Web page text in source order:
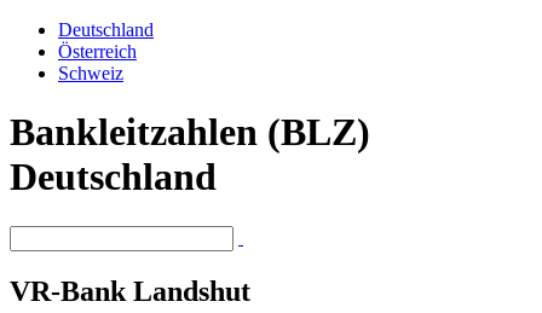
Deutschland
Österreich
Schweiz
Bankleitzahlen (BLZ)
Deutschland
VR-Bank Landshut